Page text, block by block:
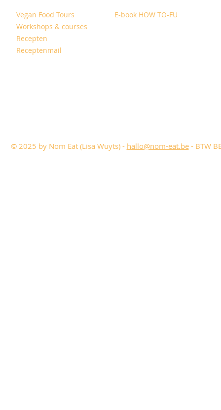
Vegan Food Tours
Workshops & courses
Recepten
Receptenmail
E-book HOW TO-FU
© 2025 by Nom Eat (Lisa Wuyts) - hallo@nom-eat.be- BTW